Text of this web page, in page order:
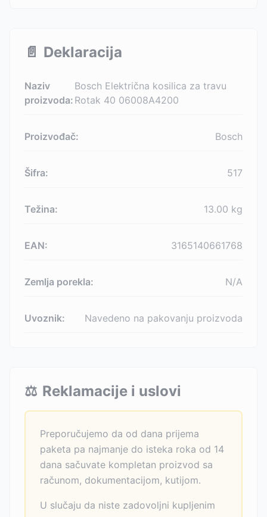
📄 Deklaracija
Naziv
proizvoda:
Bosch Električna kosilica za travu
Rotak 40 06008A4200
Proizvođač: Bosch
Šifra: 517
Težina: 13.00 kg
EAN: 3165140661768
Zemlja porekla: N/A
Uvoznik: Navedeno na pakovanju proizvoda
⚖️ Reklamacije i uslovi
Preporučujemo da od dana prijema
paketa pa najmanje do isteka roka od 14
dana sačuvate kompletan proizvod sa
računom, dokumentacijom, kutijom.
U slučaju da niste zadovoljni kupljenim